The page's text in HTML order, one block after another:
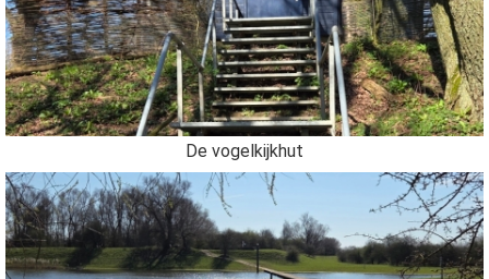
De vogelkijkhut